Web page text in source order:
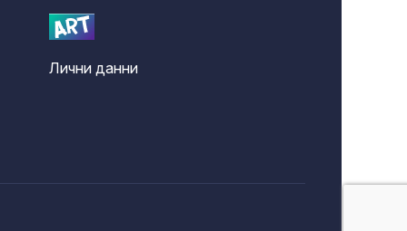
Лични данни